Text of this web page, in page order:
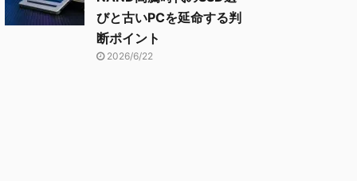
びと古いPCを延命する判
断ポイント
2026/6/22